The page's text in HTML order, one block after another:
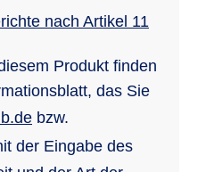
nach Artikel 11
Produkt finden
das Sie
bzw.
der Eingabe des